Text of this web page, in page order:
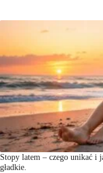
Stopy latem – czego unikać i
gładkie.